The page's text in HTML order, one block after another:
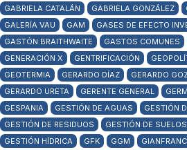
GABRIELA CATALÁN
GABRIELA GONZÁLEZ
GALERÍA VAU
GAM
GASES DE EFECTO
GASTÓN BRAITHWAITE
GASTOS COMUNES
GENERACIÓN X
GENTRIFICACIÓN
GEOTERMIA
GERARDO DÍAZ GERARDO
GERARDO URETA
GERENTE GENERAL
GESPANIA
GESTIÓN DE AGUAS
GESTIÓN
GESTIÓN DE RESIDUOS
GESTIÓN DE SUELOS
GESTIÓN HÍDRICA
GFK GGM